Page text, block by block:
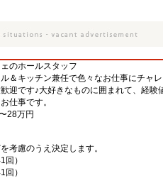
のホールスタッフ
＆キッチン兼任で色々なお仕事にチャ
迎です♪大好きなものに囲まれて、経
仕事です。
28万円
考慮のうえ決定します。
）
）